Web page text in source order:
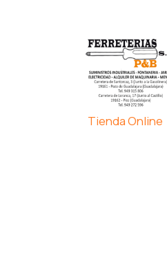
Tienda Online